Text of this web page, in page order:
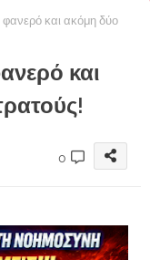
φανερό και ακόμη δύο
και
0